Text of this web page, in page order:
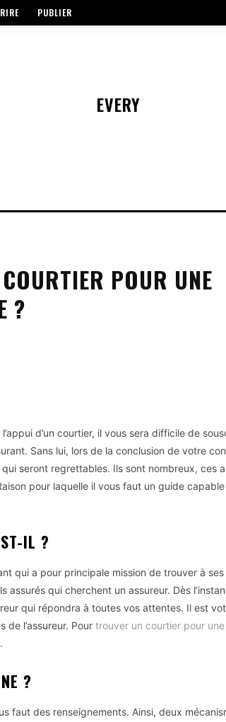
PUBLIER
EVERY
POUR UNE
?
d’un courtier, il vous sera difficile de
Sans lui, lors de la conclusion de votre
seront regrettables. Ils sont nombreux, ces
pour laquelle il vous faut un guide
IL ?
qui a pour principale mission de trouver à
qui cherchent un assureur. Dès
qui répondra à toutes vos attentes. Il est
l’assureur. Pour trouver un courtier pour
?
faut des renseignements. Ainsi, deux